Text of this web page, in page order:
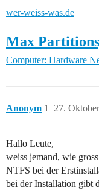
wer-weiss-was.de
Max
Computer: Hardware
Anonym 27.
1
Hallo Leute,
weiss jemand, wie
NTFS bei der
bei der Installation gibt